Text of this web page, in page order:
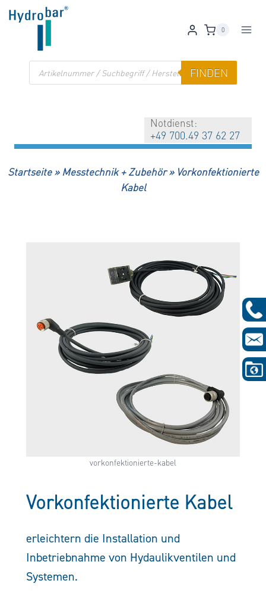
Zum
Inhalt
0
Products
search
FINDEN
Notdienst:
+49 700.49 37 62 27
Startseite» Messtechnik + Zubehör» Vorkonfektionierte
Kabel
vorkonfektionierte-kabel
Vorkonfektionierte Kabel
erleichtern die Installation und
Inbetriebnahme von Hydaulikventilen und
Systemen.